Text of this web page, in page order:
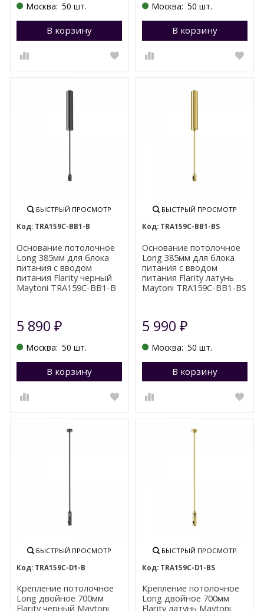
Москва: 50 шт.
В корзину Перейти в корзину
Москва: 50 шт.
В корзину
БЫСТРЫЙ ПРОСМОТР
TRA159С-BB1-B
Основание потолочное
Long 385мм для блока
питания с вводом
питания Flarity черный
Maytoni TRA159С-BB1-B
5 890₽
Москва: 50 шт.
В корзину Перейти в корзину
БЫСТРЫЙ ПРОСМОТР
TRA159С-BB1-BS
Основание потолочное
Long 385мм для блока
питания с вводом
питания Flarity латунь
Maytoni TRA159С-BB1-BS
5 990 ₽
Москва: 50 шт.
В корзину
БЫСТРЫЙ ПРОСМОТР
TRA159С-D1-B
Крепление потолочное
Long двойное 700мм
Flarity черный Maytoni
БЫСТРЫЙ ПРОСМОТР
TRA159С-D1-BS
Крепление потолочное
Long двойное 700мм
Flarity латунь Maytoni